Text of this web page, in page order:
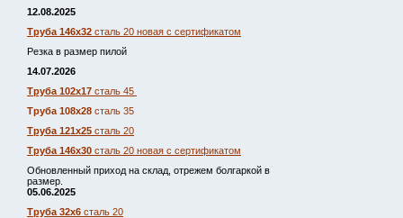
12.08.2025
Труба 146х32 сталь 20 новая с сертификатом
Резка в размер пилой
14.07.2026
Труба 102х17 сталь 45
Труба 108х28 сталь 35
Труба 121х25 сталь 20
Труба 146х30 сталь 20 новая с сертификатом
Обновленный приход на склад, отрежем болгаркой в
размер.
05.06.2025
Труба 32х6 сталь 20